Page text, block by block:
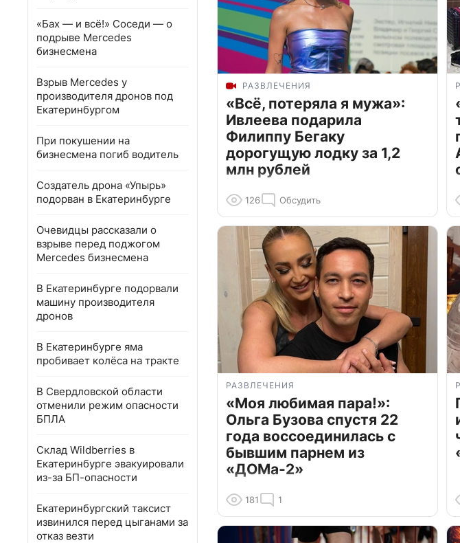
«Бах — и всё!» Соседи — о
подрыве Mercedes
бизнесмена
Взрыв Mercedes у
производителя дронов под
Екатеринбургом
При покушении на
бизнесмена погиб водитель
Создатель дрона «Упырь»
подорван в Екатеринбурге
Очевидцы рассказали о
взрыве перед поджогом
Mercedes бизнесмена
В Екатеринбурге подорвали
машину производителя
дронов
В Екатеринбурге яма
пробивает колёса на тракте
В Свердловской области
отменили режим опасности
БПЛА
Склад Wildberries в
Екатеринбурге эвакуировали
из-за БП-опасности
Екатеринбургский таксист
извинился перед цыганами за
отказ везти
РАЗВЛЕЧЕНИЯ
«Всё, потеряла я мужа»:
Ивлеева подарила
Филиппу Бегаку
дорогущую лодку за 1,2
млн рублей
126 Обсудить
РАЗВЛЕЧЕНИЯ
«Моя любимая пара!»:
Ольга Бузова спустя 22
года воссоединилась с
бывшим парнем из
«ДОМа-2»
181 1